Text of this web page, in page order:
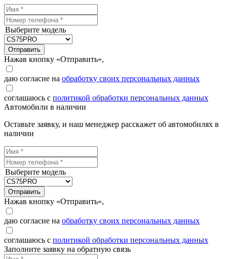
Выберите модель
Отправить
Нажав кнопку «Отправить»,
даю согласие на обработку своих персональных данных
соглашаюсь с политикой обработки персональных данных
Автомобили в наличии
Оставьте заявку, и наш менеджер расскажет об автомобилях в
наличии
Выберите модель
Отправить
Нажав кнопку «Отправить»,
даю согласие на обработку своих персональных данных
соглашаюсь с политикой обработки персональных данных
Заполните заявку на обратную связь